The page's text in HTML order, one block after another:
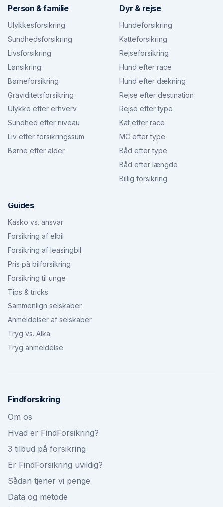
Person & familie
Ulykkesforsikring
Sundhedsforsikring
Livsforsikring
Lønsikring
Børneforsikring
Graviditetsforsikring
Ulykke efter erhverv
Sundhed efter niveau
Liv efter forsikringssum
Børne efter alder
Dyr & rejse
Hundeforsikring
Katteforsikring
Rejseforsikring
Hund efter race
Hund efter dækning
Rejse efter destination
Rejse efter type
Kat efter race
MC efter type
Båd efter type
Båd efter længde
Billig forsikring
Guides
Kasko vs. ansvar
Forsikring af elbil
Forsikring af leasingbil
Pris på bilforsikring
Forsikring til unge
Tips & tricks
Sammenlign selskaber
Anmeldelser af selskaber
Tryg vs. Alka
Tryg anmeldelse
Findforsikring
Om os
Hvad er FindForsikring?
3 tilbud på forsikring
Er FindForsikring uvildig?
Sådan tjener vi penge
Data og metode